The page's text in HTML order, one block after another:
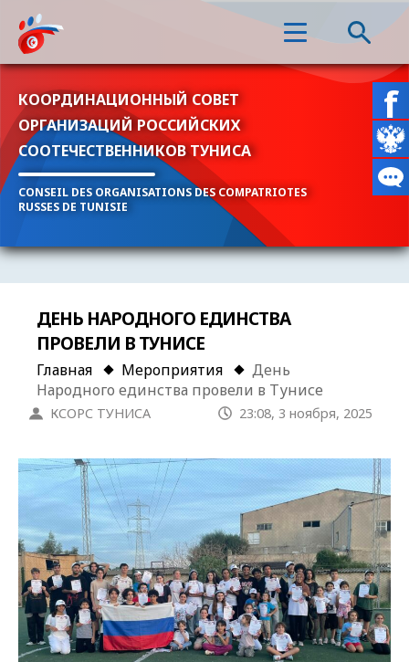
КООРДИНАЦИОННЫЙ СОВЕТ
ОРГАНИЗАЦИЙ РОССИЙСКИХ
СООТЕЧЕСТВЕННИКОВ ТУНИСА
CONSEIL DES ORGANISATIONS DES COMPATRIOTES
RUSSES DE TUNISIE
ДЕНЬ НАРОДНОГО ЕДИНСТВА
ПРОВЕЛИ В ТУНИСЕ
Главная Мероприятия
День
Народного единства провели в Тунисе
КСОРС ТУНИСА 23:08, 3 ноября, 2025